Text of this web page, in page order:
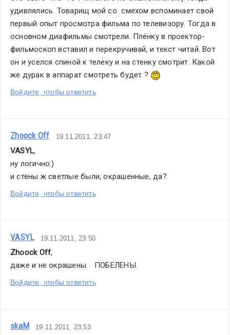
удивлялись. Товарищ мой со  смехом вспоминает свой
первый опыт просмотра фильма по телевизору. Тогда в
основном диафильмы смотрели. Плёнку в проектор-
фильмоскоп вставил и перекручивай, и текст читай. Вот
он и уселся спиной к телеку и на стенку смотрит. Какой
же дурак в аппарат смотреть будет ?
Войдите, чтобы ответить
Zhoock Off 19.11.2011, 23:47
VASYL,
ну логично:)
и стены ж светлые были, окрашенные, да?
Войдите, чтобы ответить
VASYL 19.11.2011, 23:50
Zhoock Off,
даже и не окрашены.   ПОБЕЛЕНЫ.
Войдите, чтобы ответить
skaM 19.11.2011, 23:53